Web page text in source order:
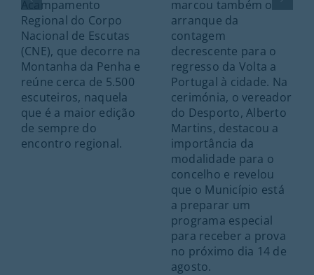
Acampamento
Regional do Corpo
Nacional de Escutas
(CNE), que decorre na
Montanha da Penha e
reúne cerca de 5.500
escuteiros, naquela
que é a maior edição
de sempre do
encontro regional.
marcou também o
arranque da
contagem
decrescente para o
regresso da Volta a
Portugal à cidade. Na
cerimónia, o vereador
do Desporto, Alberto
Martins, destacou a
importância da
modalidade para o
concelho e revelou
que o Município está
a preparar um
programa especial
para receber a prova
no próximo dia 14 de
agosto.